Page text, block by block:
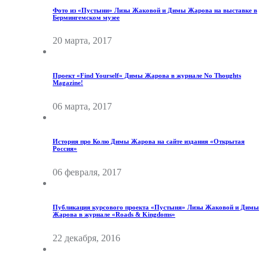
Фото из «Пустыни» Лизы Жаковой и Димы Жарова на выставке в
Бермингемском музее
20 марта, 2017
Проект «Find Yourself» Димы Жарова в журнале No Thoughts
Magazine!
06 марта, 2017
История про Колю Димы Жарова на сайте издания «Открытая
Россия»
06 февраля, 2017
Публикация курсового проекта «Пустыня» Лизы Жаковой и Димы
Жарова в журнале «Roads & Kingdoms»
22 декабря, 2016